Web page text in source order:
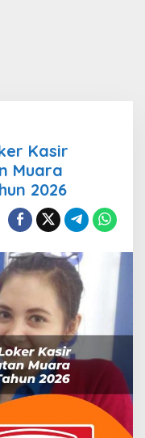
Kasir
Muara
2026